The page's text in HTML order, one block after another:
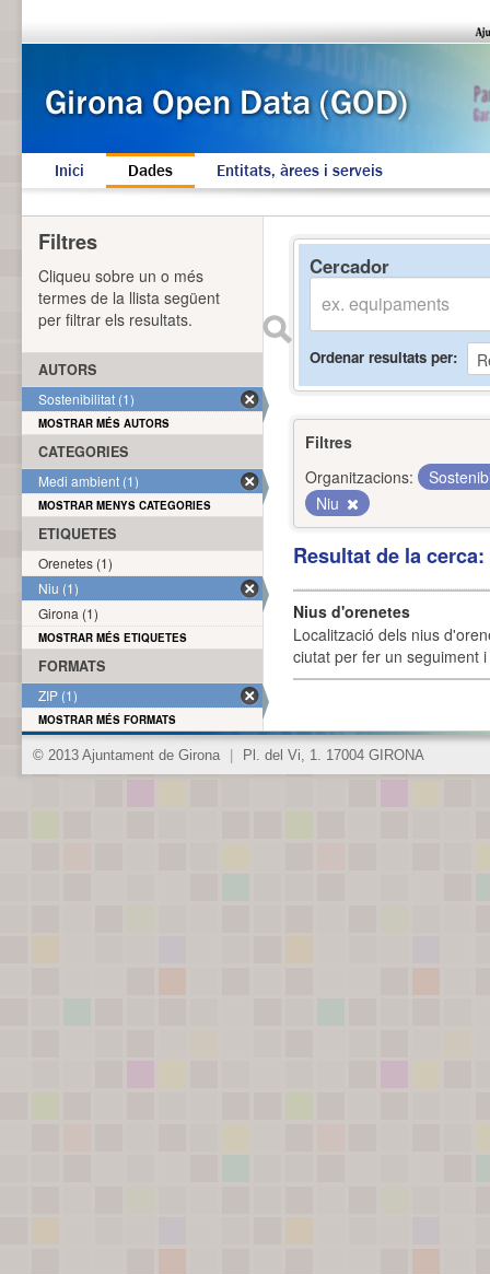
Inici Dades Entitats, àrees i serveis
Cercador
Ordenar resultats per
Filtres
Organitzacions:
Niu
Resultat de la
Nius d'orenetes
Localització dels nius
ciutat per fer un seguiment
Filtres
Cliqueu sobre un o més
termes de la llista següent
per filtrar els resultats.
AUTORS
Sostenibilitat (1)
MOSTRAR MÉS AUTORS
CATEGORIES
Medi ambient (1)
MOSTRAR MENYS CATEGORIES
ETIQUETES
Orenetes (1)
Niu (1)
Girona (1)
MOSTRAR MÉS ETIQUETES
FORMATS
ZIP (1)
MOSTRAR MÉS FORMATS
© 2013 Ajuntament de Girona Pl. del Vi, 1. 17004 GIRONA